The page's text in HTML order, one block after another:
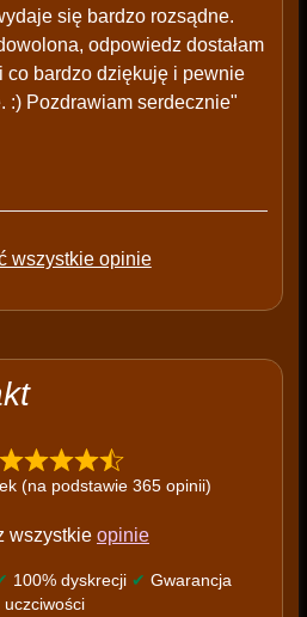
się bardzo rozsądne.
odpowiedz dostałam
co bardzo dziękuję i pewnie
:) Pozdrawiam serdecznie"
wszystkie opinie
(na podstawie 365 opinii)
wszystkie opinie
100% dyskrecji ✔ Gwarancja
uczciwości